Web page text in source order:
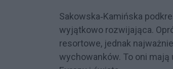
Sakowska‑Kamińska
wyjątkowo rozwijająca.
resortowe, jednak
wychowanków. To oni mają